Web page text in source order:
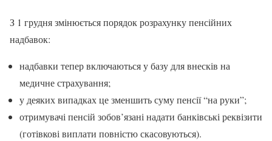
З 1 грудня змінюється порядок розрахунку пенсійних
надбавок:
надбавки тепер включаються у базу для внесків на
медичне страхування;
у деяких випадках це зменшить суму пенсії “на руки”;
отримувачі пенсій зобов’язані надати банківські реквізити
(готівкові виплати повністю скасовуються).